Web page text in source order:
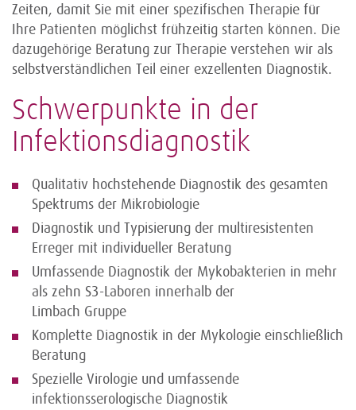
Zeiten, damit Sie mit einer spezifischen Therapie für
Ihre Patienten möglichst frühzeitig starten können. Die
dazugehörige Beratung zur Therapie verstehen wir als
selbstverständlichen Teil einer exzellenten Diagnostik.
Schwerpunkte in der
Infektionsdiagnostik
Qualitativ hochstehende Diagnostik des gesamten
Spektrums der Mikrobiologie
Diagnostik und Typisierung der multiresistenten
Erreger mit individueller Beratung
Umfassende Diagnostik der Mykobakterien in mehr
als zehn S3-Laboren innerhalb der
Limbach Gruppe
Komplette Diagnostik in der Mykologie einschließlich
Beratung
Spezielle Virologie und umfassende
infektionsserologische Diagnostik